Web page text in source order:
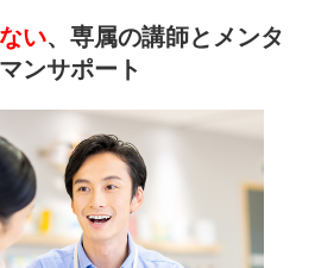
い、専属の講師とメンタ
ンサポート